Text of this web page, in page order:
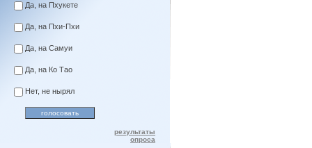
Да, на Пхукете
Да, на Пхи-Пхи
Да, на Самуи
Да, на Ко Тао
Нет, не нырял
результаты
опроса